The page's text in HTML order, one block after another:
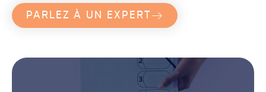
PARLEZ À UN EXPERT